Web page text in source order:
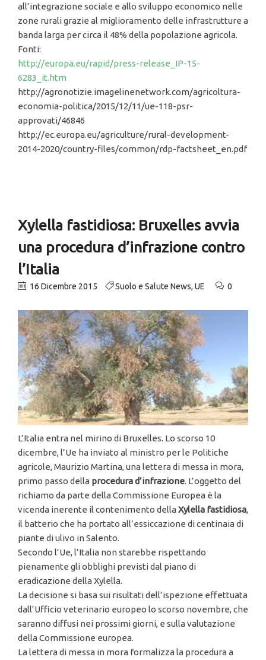
all’integrazione sociale e allo sviluppo economico nelle
zone rurali grazie al miglioramento delle infrastrutture a
banda larga per circa il 48% della popolazione agricola.
Fonti:
http://europa.eu/rapid/press-release_IP-15-
6283_it.htm
http://agronotizie.imagelinenetwork.com/agricoltura-
economia-politica/2015/12/11/ue-118-psr-
approvati/46846
http://ec.europa.eu/agriculture/rural-development-
2014-2020/country-files/common/rdp-factsheet_en.pdf
Xylella fastidiosa: Bruxelles avvia
una procedura d’infrazione contro
l’Italia
16 Dicembre 2015 Suolo e Salute News, UE 0
L’Italia entra nel mirino di Bruxelles. Lo scorso 10
dicembre, l’Ue ha inviato al ministro per le Politiche
agricole, Maurizio Martina, una lettera di messa in mora,
primo passo della procedura d’infrazione. L’oggetto del
richiamo da parte della Commissione Europea è la
vicenda inerente il contenimento dellaXylella fastidiosa,
il batterio che ha portato all’essiccazione di centinaia di
piante di ulivo in Salento.
Secondo l’Ue, l’Italia non starebbe rispettando
pienamente gli obblighi previsti dal piano di
eradicazione della Xylella.
La decisione si basa sui risultati dell’ispezione effettuata
dall’Ufficio veterinario europeo lo scorso novembre, che
saranno diffusi nei prossimi giorni, e sulla valutazione
della Commissione europea.
La lettera di messa in mora formalizza la procedura a